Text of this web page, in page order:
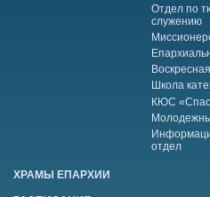
Отдел по
служению
Школа
КЮС
отдел
ХРАМЫ ЕПАРХИИ